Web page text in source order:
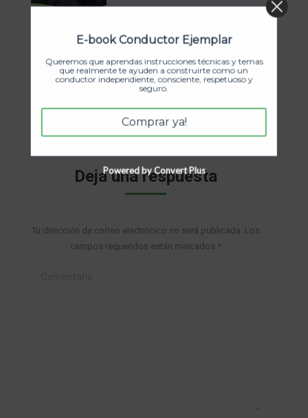
Seguridad
enero 7, 2025
Deja una respuesta
Tu dirección de correo electrónico no será publicada. Los
campos requeridos están marcados *
E-book Conductor Ejemplar
Queremos que aprendas instrucciones técnicas y temas
que realmente te ayuden a construirte como un
conductor independiente, consciente, respetuoso y
seguro.
Comprar ya!
Powered by Convert Plus